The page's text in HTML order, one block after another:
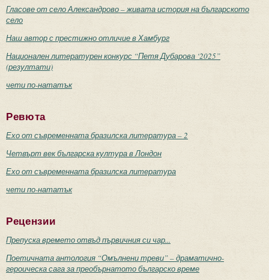
Гласове от село Александрово – живата история на българското
село
Наш автор с престижно отличие в Хамбург
Национален литературен конкурс “Петя Дубарова ‘2025”
(резултати)
чети по-нататък
Ревюта
Ехо от съвременната бразилска литература – 2
Четвърт век българска култура в Лондон
Ехо от съвременната бразилска литература
чети по-нататък
Рецензии
Препуска времето отвъд първичния си чар...
Поетичната антология “Омълнени треви” – драматично-
героическа сага за преобърнатото българско време